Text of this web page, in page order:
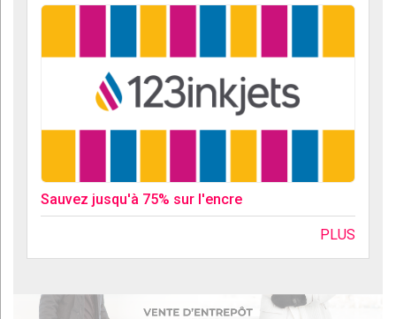
Sauvez jusqu'à 75% sur l'encre
PLUS